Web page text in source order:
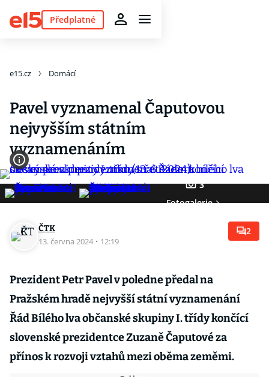
Předplatné
e15.cz Domácí
Pavel vyznamenal Čaputovou
nejvyšším státním
vyznamenáním
3
Fotogalerie
ČTK
13. června 2024 · 12:19
2
Prezident Petr Pavel v poledne předal na
Pražském hradě nejvyšší státní vyznamenání
Řád Bílého lva občanské skupiny I. třídy končící
slovenské prezidentce Zuzaně Čaputové za
přínos k rozvoji vztahů mezi oběma zeměmi.